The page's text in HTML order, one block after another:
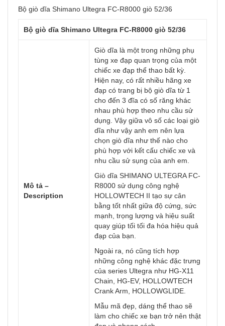
Bộ giò dĩa Shimano Ultegra FC-R8000 giò 52/36
Bộ giò dĩa Shimano Ultegra FC-R8000 giò 52/36
Mô tả –
Description
Giò dĩa là một trong những phụ
tùng xe đạp quan trọng của một
chiếc xe đạp thể thao bất kỳ.
Hiện nay, có rất nhiều hãng xe
đạp có trang bị bộ giò dĩa từ 1
cho đến 3 đĩa có số răng khác
nhau phù hợp theo nhu cầu sử
dụng. Vậy giữa vô số các loại giò
dĩa như vậy anh em nên lựa
chọn giò dĩa như thế nào cho
phù hợp với kết cấu chiếc xe và
nhu cầu sử sụng của anh em.
Giò dĩa SHIMANO ULTEGRA FC-
R8000 sử dụng công nghệ
HOLLOWTECH II tạo sự cân
bằng tốt nhất giữa độ cứng, sức
mạnh, trọng lượng và hiệu suất
quay giúp tối tối đa hóa hiệu quả
đạp của bạn.
Ngoài ra, nó cũng tích hợp
những công nghệ khác đặc trưng
của series Ultegra như HG-X11
Chain, HG-EV, HOLLOWTECH
Crank Arm, HOLLOWGLIDE.
Mẫu mã đẹp, dáng thể thao sẽ
làm cho chiếc xe bạn trở nên thật